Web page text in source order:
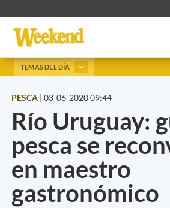
TEMAS DEL DÍA
PESCA | 03-06-2020 09:44
Río Uruguay:
pesca se
en maestro
gastronómico